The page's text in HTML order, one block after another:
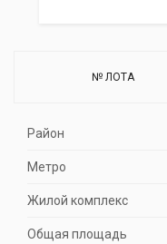
№ ЛОТА
Район
Метро
Жилой комплекс
Общая площадь